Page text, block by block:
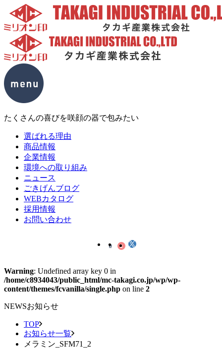
たくさんの喜びを咲顔の器で包みたい
選ばれる理由
商品情報
企業情報
環境への取り組み
ニュース
ごきげんブログ
WEBカタログ
採用情報
お問い合わせ
Warning: Undefined array key 0 in
/home/c8934043/public_html/mc-takagi.co.jp/wp/wp-
content/themes/fcvanilla/single.php on line 2
NEWSお知らせ
TOP
お知らせ一覧
メラミン_SFM71_2